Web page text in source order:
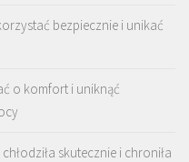
bezpiecznie i unikać
o komfort i uniknąć
skutecznie i chroniła